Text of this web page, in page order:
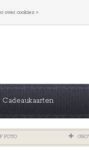
Cadeaukaarten
FOTO
over cookies »